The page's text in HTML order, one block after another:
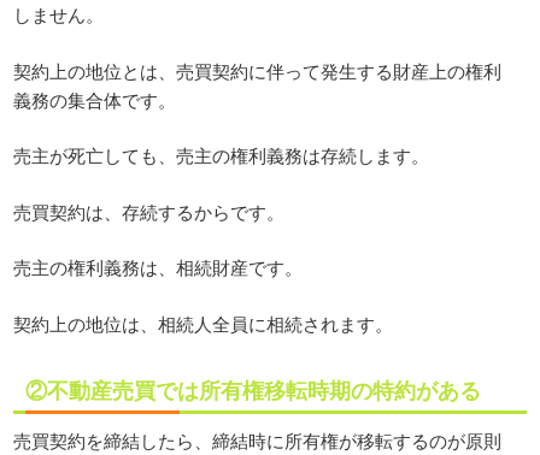
しません。
契約上の地位とは、売買契約に伴って発生する財産上の権利
義務の集合体です。
売主が死亡しても、売主の権利義務は存続します。
売買契約は、存続するからです。
売主の権利義務は、相続財産です。
契約上の地位は、相続人全員に相続されます。
②不動産売買では所有権移転時期の特約がある
売買契約を締結したら、締結時に所有権が移転するのが原則